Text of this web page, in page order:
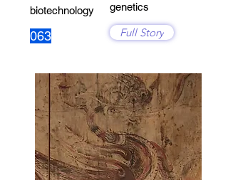
biotechnology
063
genetics
Full Story